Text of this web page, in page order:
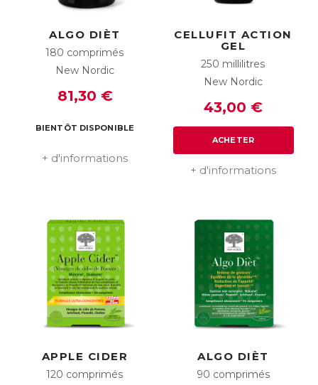
ALGO DIÈT
180 comprimés
New Nordic
81,30 €
BIENTÔT DISPONIBLE
+ d'informations
CELLUFIT ACTION
GEL
250 millilitres
New Nordic
43,00 €
ACHETER
+ d'informations
APPLE CIDER
120 comprimés
ALGO DIÈT
90 comprimés